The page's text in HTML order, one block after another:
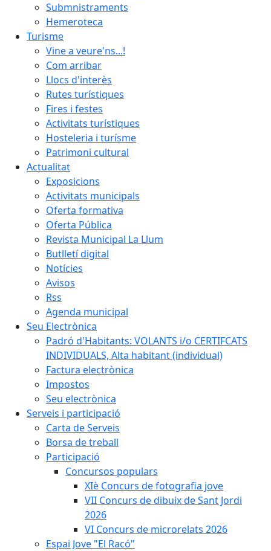
Submnistraments
Hemeroteca
Turisme
Vine a veure'ns...!
Com arribar
Llocs d'interès
Rutes turístiques
Fires i festes
Activitats turístiques
Hosteleria i turísme
Patrimoni cultural
Actualitat
Exposicions
Activitats municipals
Oferta formativa
Oferta Pública
Revista Municipal La Llum
Butlletí digital
Notícies
Avisos
Rss
Agenda municipal
Seu Electrònica
Padró d'Habitants: VOLANTS i/o CERTIFCATS
INDIVIDUALS, Alta habitant (individual)
Factura electrònica
Impostos
Seu electrònica
Serveis i participació
Carta de Serveis
Borsa de treball
Participació
Concursos populars
XIè Concurs de fotografia jove
VII Concurs de dibuix de Sant Jordi
2026
VI Concurs de microrelats 2026
Espai Jove "El Racó"